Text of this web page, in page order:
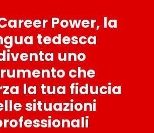
Power, la
tedesca
uno
che
la tua fiducia
situazioni